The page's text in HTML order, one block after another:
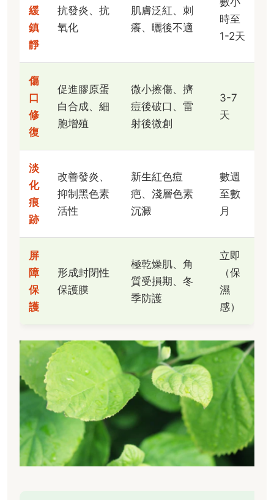
緩
鎮
靜
抗發炎、抗
氧化
肌膚泛紅、刺
癢、曬後不適
時至
1-2天
傷
口
修
復
促進膠原蛋
白合成、細
胞增殖
微小擦傷、擠
痘後破口、雷
射後微創
3-7
天
淡
化
痕
跡
改善發炎、
抑制黑色素
活性
新生紅色痘
疤、淺層色素
沉澱
數週
至數
月
屏
障
保
護
形成封閉性
保護膜
極乾燥肌、角
質受損期、冬
季防護
立即
（保
濕
感）